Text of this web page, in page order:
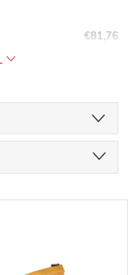
€81,76